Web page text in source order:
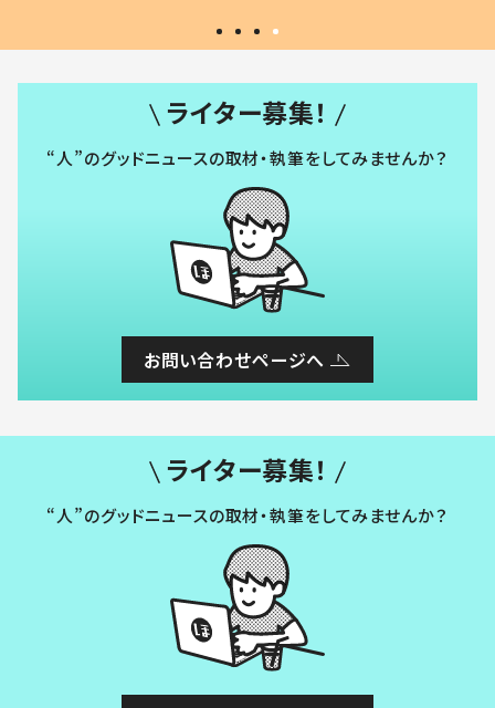
ライター募集！
“人”のグッドニュースの取材・執筆をしてみませんか？
お問い合わせページへ
ライター募集！
“人”のグッドニュースの取材・執筆をしてみませんか？